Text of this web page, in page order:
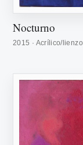
Nocturno
2015 · Acrílico/lienzo